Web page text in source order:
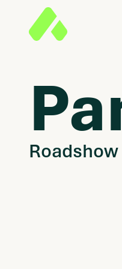
Roadshow